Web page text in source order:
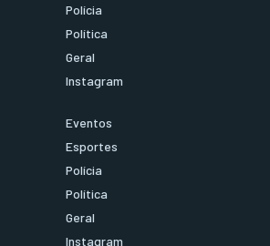
Polícia
Política
Geral
Instagram
Eventos
Esportes
Polícia
Política
Geral
Instagram